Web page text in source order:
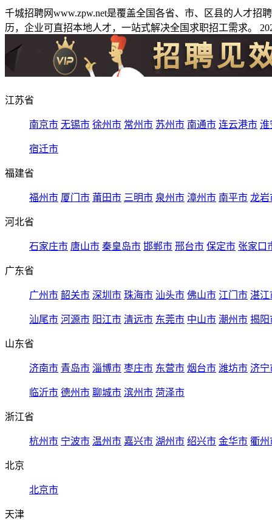
千城招聘网www.zpw.net是覆盖全国各省、市、区县的人才
历，企业可直招本地人才，一站式解决全国求职招工需求。
江苏省
南京市 无锡市 徐州市 常州市 苏州市 南通市 连云港市 淮
宿迁市
福建省
福州市 厦门市 莆田市 三明市 泉州市 漳州市 南平市 龙岩
河北省
石家庄市 唐山市 秦皇岛市 邯郸市 邢台市 保定市 张家口
广东省
广州市 韶关市 深圳市 珠海市 汕头市 佛山市 江门市 湛江
汕尾市 河源市 阳江市 清远市 东莞市 中山市 潮州市 揭阳
山东省
济南市 青岛市 淄博市 枣庄市 东营市 烟台市 潍坊市 济宁
临沂市 德州市 聊城市 滨州市 菏泽市
浙江省
杭州市 宁波市 温州市 嘉兴市 湖州市 绍兴市 金华市 衢州
北京
北京市
天津